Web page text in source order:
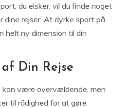
du elsker, vil du finde noget
dine rejser. At dyrke sport på
helt ny dimension til din
Din Rejse
være overvældende, men
til rådighed for at gøre